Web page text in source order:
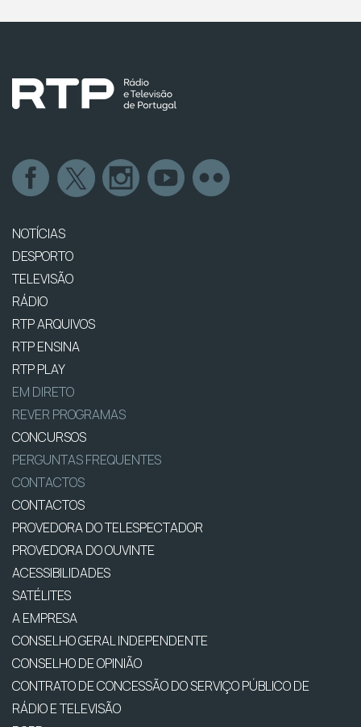
NOTÍCIAS
DESPORTO
TELEVISÃO
RÁDIO
RTP ARQUIVOS
RTP ENSINA
RTP PLAY
EM DIRETO
REVER PROGRAMAS
CONCURSOS
PERGUNTAS FREQUENTES
CONTACTOS
CONTACTOS
PROVEDORA DO TELESPECTADOR
PROVEDORA DO OUVINTE
ACESSIBILIDADES
SATÉLITES
A EMPRESA
CONSELHO GERAL INDEPENDENTE
CONSELHO DE OPINIÃO
CONTRATO DE CONCESSÃO DO SERVIÇO PÚBLICO DE
RÁDIO E TELEVISÃO